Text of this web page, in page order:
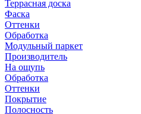
Террасная доска
Фаска
Оттенки
Обработка
Модульный паркет
Производитель
На ощупь
Обработка
Оттенки
Покрытие
Полосность